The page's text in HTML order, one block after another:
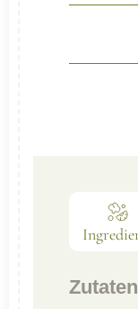
Zutaten